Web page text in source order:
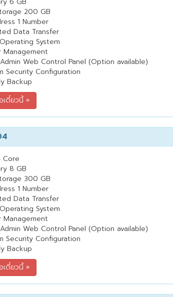
200 GB
1 Number
Data Transfer
System
Management
Web Control Panel (Option available)
Security Configuration
Backup
Core
8 GB
300 GB
1 Number
Data Transfer
System
Management
Web Control Panel (Option available)
Security Configuration
Backup